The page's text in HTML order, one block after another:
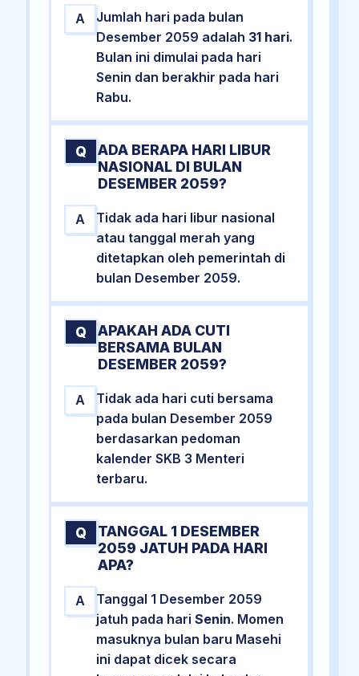
A
Jumlah hari pada bulan
Desember 2059 adalah 31 hari.
Bulan ini dimulai pada hari
Senin dan berakhir pada hari
Rabu.
Q
ADA BERAPA HARI LIBUR
NASIONAL DI BULAN
DESEMBER 2059?
A
Tidak ada hari libur nasional
atau tanggal merah yang
ditetapkan oleh pemerintah di
bulan Desember 2059.
Q
APAKAH ADA CUTI
BERSAMA BULAN
DESEMBER 2059?
A
Tidak ada hari cuti bersama
pada bulan Desember 2059
berdasarkan pedoman
kalender SKB 3 Menteri
terbaru.
Q
TANGGAL 1 DESEMBER
2059 JATUH PADA HARI
APA?
A
Tanggal 1 Desember 2059
jatuh pada hari Senin. Momen
masuknya bulan baru Masehi
ini dapat dicek secara